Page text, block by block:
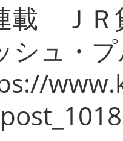
載 ＪＲ
シュ・